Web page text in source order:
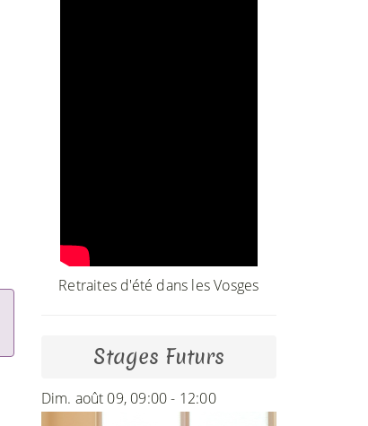
Retraites d'été dans les Vosges
Stages Futurs
Dim. août 09, 09:00 - 12:00